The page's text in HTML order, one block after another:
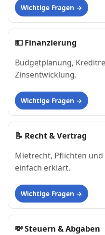
Wichtige Fragen
💵 Finanzierung
Budgetplanung,
Zinsentwicklung.
Wichtige Fragen
📝 Recht & Vertrag
Mietrecht, Pflichten
einfach erklärt.
Wichtige Fragen
💸Steuern & Abgaben